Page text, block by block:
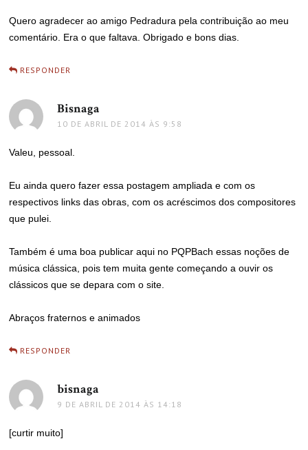
Quero agradecer ao amigo Pedradura pela contribuição ao meu
comentário. Era o que faltava. Obrigado e bons dias.
RESPONDER
Bisnaga
10 DE ABRIL DE 2014 ÀS 9:58
Valeu, pessoal.
Eu ainda quero fazer essa postagem ampliada e com os
respectivos links das obras, com os acréscimos dos compositores
que pulei.
Também é uma boa publicar aqui no PQPBach essas noções de
música clássica, pois tem muita gente começando a ouvir os
clássicos que se depara com o site.
Abraços fraternos e animados
RESPONDER
bisnaga
9 DE ABRIL DE 2014 ÀS 14:18
[curtir muito]